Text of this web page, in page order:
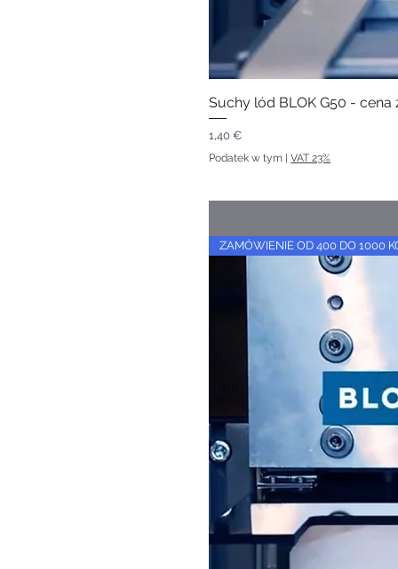
Suchy lód BLOK G50 - cena
Cena
1,40 €
Podatek w tym |VAT 23%
ZAMÓWIENIE OD 400 DO 1000